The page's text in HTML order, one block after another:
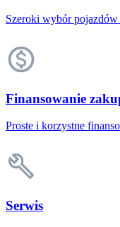
Szeroki wybór
Finansowanie
Proste i korzystne
Serwis